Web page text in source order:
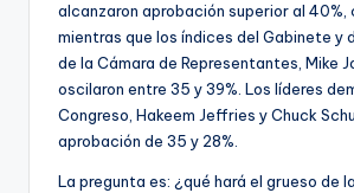
alcanzaron aprobación superior al 40%,
mientras que los índices del Gabinete y
de la Cámara de Representantes, Mike
oscilaron entre 35 y 39%. Los líderes
Congreso, Hakeem Jeffries y Chuck
aprobación de 35 y 28%.
La pregunta es: ¿qué hará el grueso de